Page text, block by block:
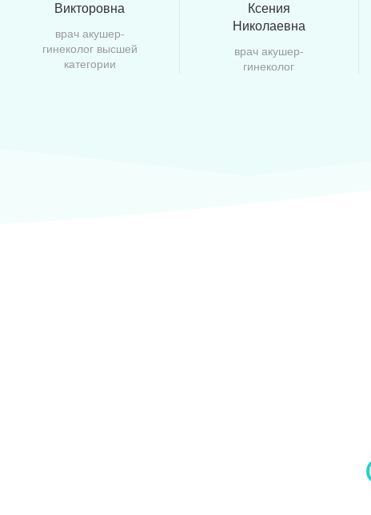
Викторовна
врач акушер-
гинеколог высшей
категории
Ксения
Николаевна
врач акушер-
гинеколог